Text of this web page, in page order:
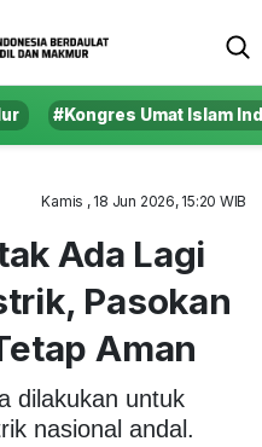
#Kongres Umat Islam
Kamis , 18 Jun 2026, 15:20 WIB
Ada Lagi
Pasokan
Aman
dilakukan untuk
nasional andal.